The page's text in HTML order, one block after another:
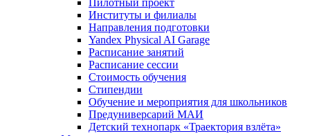
Институты и филиалы
Направления подготовки
Yandex Physical AI Garage
Расписание занятий
Расписание сессии
Стоимость обучения
Стипендии
Обучение и мероприятия для школьников
Предуниверсарий МАИ
Детский технопарк «Траектория взлёта»